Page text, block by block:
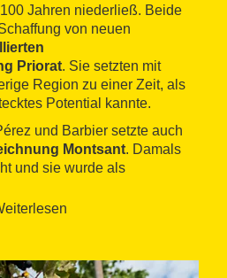
Jahren niederließ. Beide
von neuen
Priorat. Sie setzten mit
Region zu einer Zeit, als
Potential kannte.
und Barbier setzte auch
Montsant. Damals
und sie wurde als
Herkunftsbezeichnungen mit
produziertmit einer